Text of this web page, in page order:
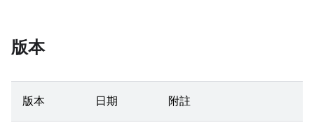
版本
版本 日期 附註